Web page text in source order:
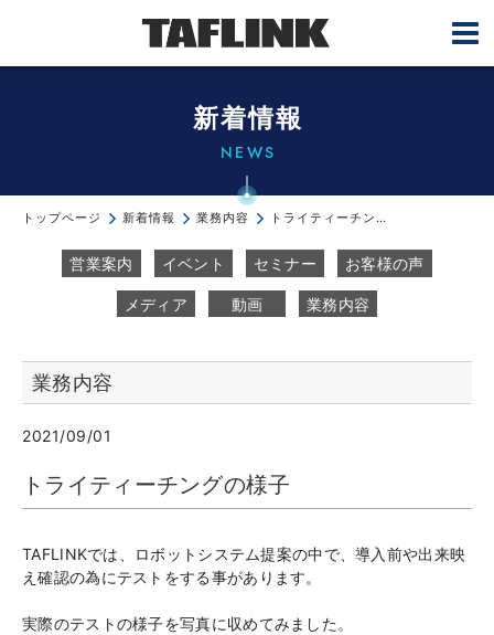
新着情報
NEWS
トップページ 新着情報 業務内容 トライティーチングの様子
営業案内 イベント セミナー お客様の声
メディア 動画 業務内容
業務内容
2021/09/01
トライティーチングの様子
TAFLINKでは、ロボットシステム提案の中で、導入前や出来映
え確認の為にテストをする事があります。
実際のテストの様子を写真に収めてみました。